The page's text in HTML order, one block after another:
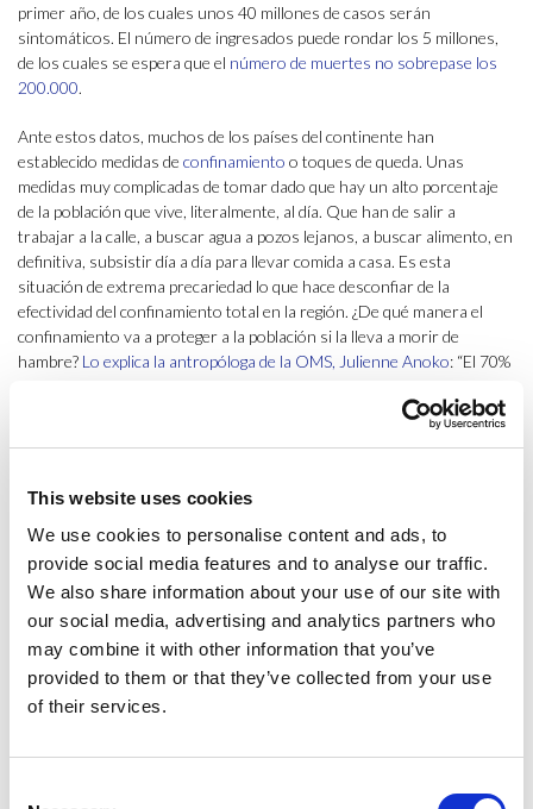
This website uses cookies
We use cookies to personalise content and ads, to
provide social media features and to analyse our traffic.
We also share information about your use of our site with
our social media, advertising and analytics partners who
may combine it with other information that you’ve
provided to them or that they’ve collected from your use
of their services.
primer año, de los cuales unos 40 millones de casos serán
sintomáticos. El número de ingresados puede rondar los 5 millones,
de los cuales se espera que el número de muertes no sobrepase los
200.000.
Ante estos datos, muchos de los países del continente han
establecido medidas de confinamiento o toques de queda. Unas
medidas muy complicadas de tomar dado que hay un alto porcentaje
de la población que vive, literalmente, al día. Que han de salir a
trabajar a la calle, a buscar agua a pozos lejanos, a buscar alimento, en
definitiva, subsistir día a día para llevar comida a casa. Es esta
situación de extrema precariedad lo que hace desconfiar de la
efectividad del confinamiento total en la región. ¿De qué manera el
confinamiento va a proteger a la población si la lleva a morir de
hambre? Lo explica la antropóloga de la OMS, Julienne Anoko: “El 70%
vida para salir adelante. ¿Cómo van a sobrevivir si los encierras en su
casa? Luego está el problema del espacio, que en muchos lugares de
contagios”.
El impacto económico que va a provocar este parón en la economía
africana será enorme, afectando primero amillones de personas
abocadas a la hambruna y luego a los estados. Desde su época
colonial, muchos de estos estados han vivido de una exportación que
podemos considerar de monocultivo, es lo que sucede con buena
parte de los estados exportadores de petróleo a los cuales esta
pandemia, unida a laguerra abierta entre Rusia y los EAU
que representa el 2% de la producción mundial de crudo y para quien